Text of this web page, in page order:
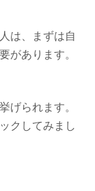
は、まずは自
があります。
げられます。
クしてみまし